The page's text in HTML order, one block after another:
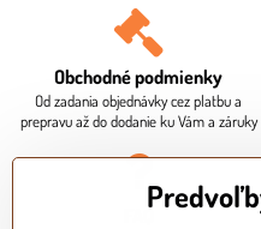
Obchodné podmienky
Od zadania objednávky cez platbu a
prepravu až do dodanie ku Vám a záruky